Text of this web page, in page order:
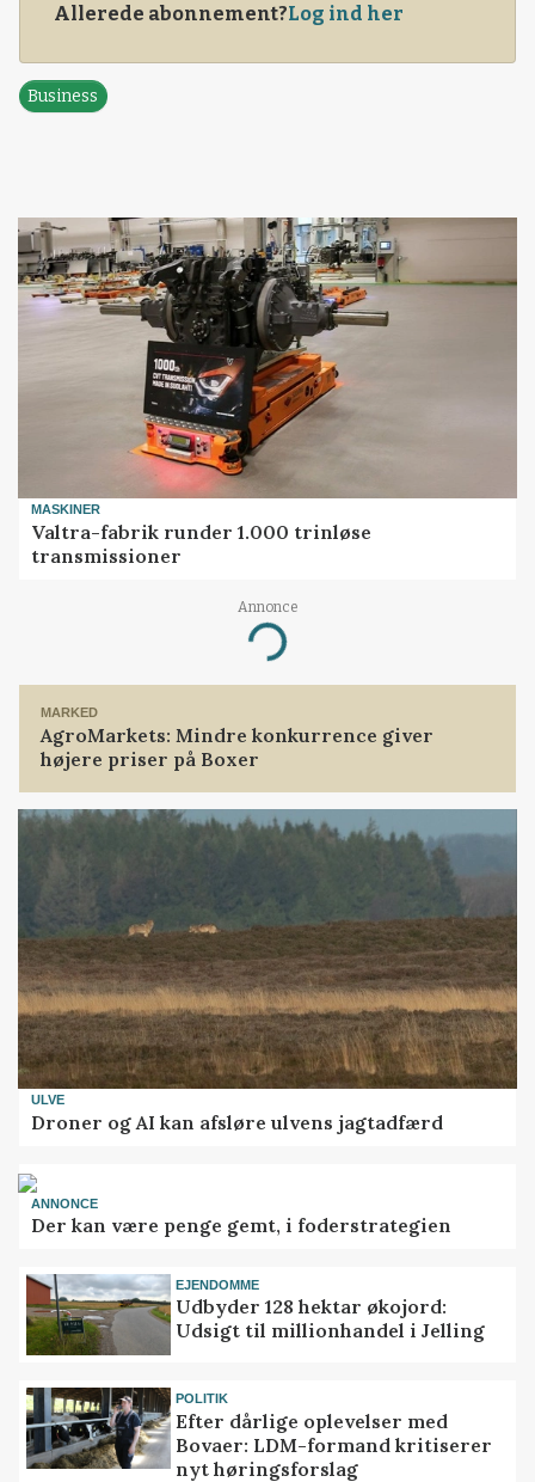
Allerede abonnement?Log ind her
Business
MASKINER
Valtra-fabrik runder 1.000 trinløse
transmissioner
Annonce
Loading...
MARKED
AgroMarkets: Mindre konkurrence giver
højere priser på Boxer
ULVE
Droner og AI kan afsløre ulvens jagtadfærd
ANNONCE
Der kan være penge gemt, i foderstrategien
EJENDOMME
Udbyder 128 hektar økojord:
Udsigt til millionhandel i Jelling
POLITIK
Efter dårlige oplevelser med
Bovaer: LDM-formand kritiserer
nyt høringsforslag